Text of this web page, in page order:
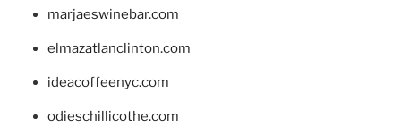
marjaeswinebar.com
elmazatlanclinton.com
ideacoffeenyc.com
odieschillicothe.com